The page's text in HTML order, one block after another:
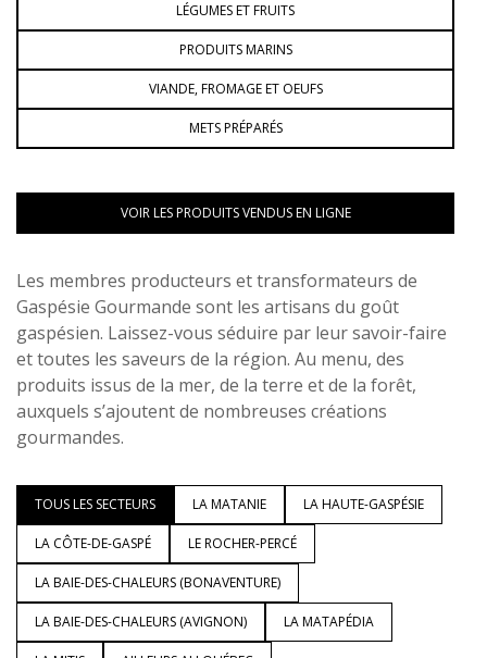
LÉGUMES ET FRUITS
PRODUITS MARINS
VIANDE, FROMAGE ET OEUFS
METS PRÉPARÉS
VOIR LES PRODUITS VENDUS EN LIGNE
Les membres producteurs et transformateurs de
Gaspésie Gourmande sont les artisans du goût
gaspésien. Laissez-vous séduire par leur savoir-faire
et toutes les saveurs de la région. Au menu, des
produits issus de la mer, de la terre et de la forêt,
auxquels s’ajoutent de nombreuses créations
gourmandes.
TOUS LES SECTEURS LA MATANIE LA HAUTE-GASPÉSIE
LA CÔTE-DE-GASPÉ LE ROCHER-PERCÉ
LA BAIE-DES-CHALEURS (BONAVENTURE)
LA BAIE-DES-CHALEURS (AVIGNON) LA MATAPÉDIA